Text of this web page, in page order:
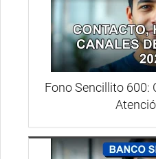
Fono Sencillito 600: